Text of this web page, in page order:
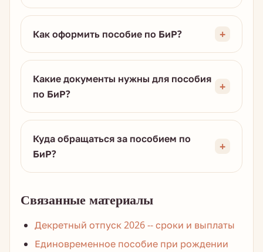
Как оформить пособие по БиР?
Какие документы нужны для пособия
по БиР?
Куда обращаться за пособием по
БиР?
Связанные материалы
Декретный отпуск 2026 -- сроки и выплаты
Единовременное пособие при рождении